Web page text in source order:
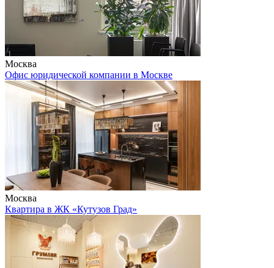
Москва
Офис юридической компании в Москве
Москва
Квартира в ЖК «Кутузов Град»